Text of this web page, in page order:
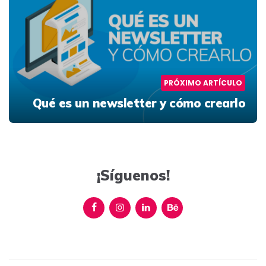
PRÓXIMO ARTÍCULO
Qué es un newsletter y cómo crearlo
¡Síguenos!